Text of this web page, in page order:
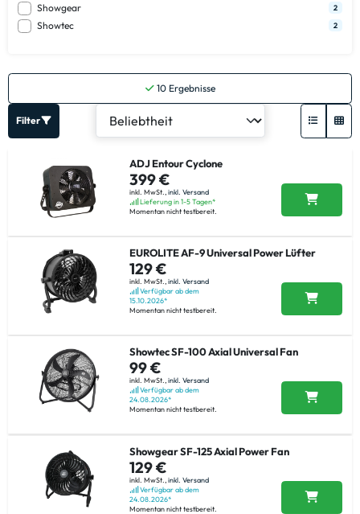
Showgear 2
Showtec 2
10Ergebnisse
Filter
ADJ Entour Cyclone
399 €
inkl. MwSt., inkl. Versand
Lieferung in 1-5 Tagen*
Momentan nicht testbereit.
EUROLITE AF-9 Universal Power Lüfter
129 €
inkl. MwSt., inkl. Versand
Verfügbar ab dem
15.10.2026*
Momentan nicht testbereit.
Showtec SF-100 Axial Universal Fan
99 €
inkl. MwSt.,inkl. Versand
Verfügbar ab dem
24.08.2026*
Momentan nicht testbereit.
Showgear SF-125 Axial Power Fan
129 €
inkl. MwSt., inkl. Versand
Verfügbar ab dem
24.08.2026*
Momentan nicht testbereit.